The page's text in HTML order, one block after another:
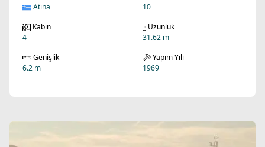
Atina
10
Kabin
4
Uzunluk
31.62 m
Genişlik
6.2 m
Yapım Yılı
1969